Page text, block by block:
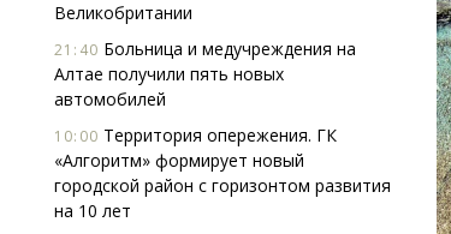
Великобритании
21:40 Больница и медучреждения на
Алтае получили пять новых
автомобилей
10:00 Территория опережения. ГК
«Алгоритм» формирует новый
городской район с горизонтом развития
на 10 лет